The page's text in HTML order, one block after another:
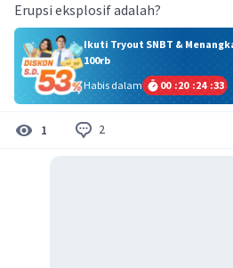
Erupsi eksplosif adalah?
Ikuti Tryout SNBT &
100rb
Habis dalam
00 :20 :24 :32
1 2